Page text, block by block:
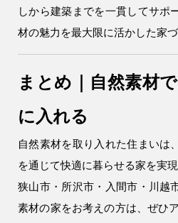
しから建築までを一貫してサポ
材の魅力を最大限に活かした家
まとめ｜自然素材
に入れる
自然素材を取り入れた住まいは
を通じて快適に暮らせる家を実現
狭山市・所沢市・入間市・川越
素材の家をお考えの方は、ぜひ